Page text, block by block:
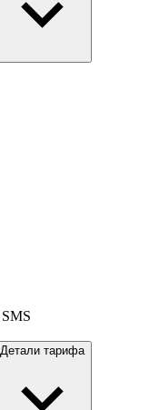
SMS
Детали тарифа